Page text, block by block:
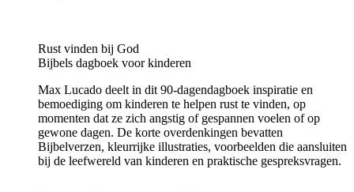
Rust vinden bij God
Bijbels dagboek voor kinderen
Max Lucado deelt in dit 90-dagendagboek inspiratie en
bemoediging om kinderen te helpen rust te vinden, op
momenten dat ze zich angstig of gespannen voelen of op
gewone dagen. De korte overdenkingen bevatten
Bijbelverzen, kleurrijke illustraties, voorbeelden die aansluiten
bij de leefwereld van kinderen en praktische gespreksvragen.